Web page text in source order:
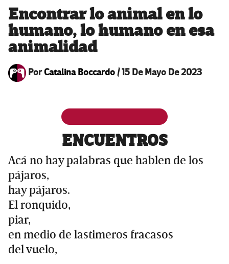
Encontrar lo animal en lo
humano, lo humano en esa
animalidad
PorCatalina Boccardo/15 De Mayo De 2023
ENCUENTROS
Acá no hay palabras que hablen de los
pájaros,
hay pájaros.
El ronquido,
piar,
en medio de lastimeros fracasos
del vuelo,